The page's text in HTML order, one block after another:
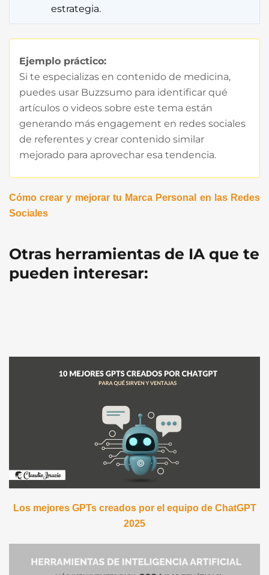
estrategia.
Ejemplo práctico:
Si te especializas en contenido de medicina,
puedes usar Buzzsumo para identificar qué
artículos o videos sobre este tema están
generando más engagement en redes sociales
de referentes y crear contenido similar
mejorado para aprovechar esa tendencia.
Cómo crear y mejorar tu Marca Personal en las Redes
Sociales
Otras herramientas de IA que te
pueden interesar:
Los mejores GPTs creados por el equipo de ChatGPT
2025